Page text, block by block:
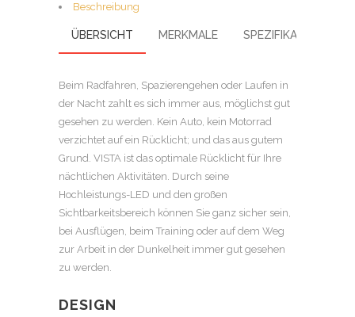
Beschreibung
ÜBERSICHT MERKMALE SPEZIFIKATION
Beim Radfahren, Spazierengehen oder Laufen in
der Nacht zahlt es sich immer aus, möglichst gut
gesehen zu werden. Kein Auto, kein Motorrad
verzichtet auf ein Rücklicht; und das aus gutem
Grund. VISTA ist das optimale Rücklicht für Ihre
nächtlichen Aktivitäten. Durch seine
Hochleistungs-LED und den großen
Sichtbarkeitsbereich können Sie ganz sicher sein,
bei Ausflügen, beim Training oder auf dem Weg
zur Arbeit in der Dunkelheit immer gut gesehen
zu werden.
DESIGN